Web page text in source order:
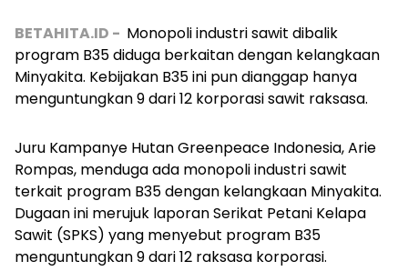
BETAHITA.ID - Monopoli industri sawit dibalik
program B35 diduga berkaitan dengan kelangkaan
Minyakita. Kebijakan B35 ini pun dianggap hanya
menguntungkan 9 dari 12 korporasi sawit raksasa.
Juru Kampanye Hutan Greenpeace Indonesia, Arie
Rompas, menduga ada monopoli industri sawit
terkait program B35 dengan kelangkaan Minyakita.
Dugaan ini merujuk laporan Serikat Petani Kelapa
Sawit (SPKS) yang menyebut program B35
menguntungkan 9 dari 12 raksasa korporasi.